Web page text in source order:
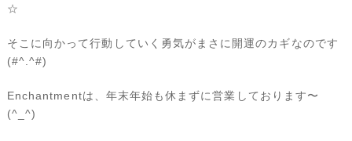
☆
そこに向かって行動していく勇気がまさに開運のカギなのです
(#^.^#)
Enchantmentは、年末年始も休まずに営業しております〜
(^_^)